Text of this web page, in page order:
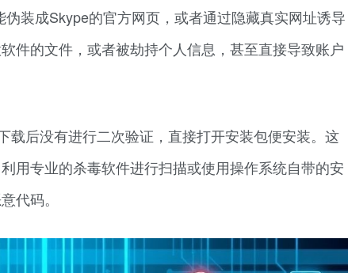
装成Skype的官方网页，或者通过隐藏真实网址诱导
件的文件，或者被劫持个人信息，甚至直接导致账户
载后没有进行二次验证，直接打开安装包便安装。这
用专业的杀毒软件进行扫描或使用操作系统自带的安
代码。